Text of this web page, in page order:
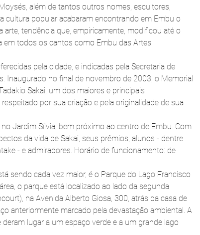
além de tantos outros nomes, escultores,
cultura popular acabaram encontrando em Embu o
tendência que, empiricamente, modificou até o
em todos os cantos como Embu das Artes.
pela cidade, e indicadas pela Secretaria de
Inaugurado no final de novembro de 2003, o Memorial
Sakai, um dos maiores e principais
por sua criação e pela originalidade de sua
Jardim Sílvia, bem próximo ao centro de Embu. Com
da vida de Sakai, seus prêmios, alunos - dentre
- e admiradores. Horário de funcionamento: de
sendo cada vez maior, é o Parque do Lago Francisco
o parque está localizado ao lado da segunda
na Avenida Alberto Giosa, 300, atrás da casa de
anteriormente marcado pela devastação ambiental. A
lugar a um espaço verde e a um grande lago